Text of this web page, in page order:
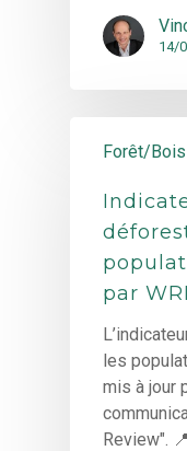
14/
Forêt/Bois
par
les
mis à jour
Review".